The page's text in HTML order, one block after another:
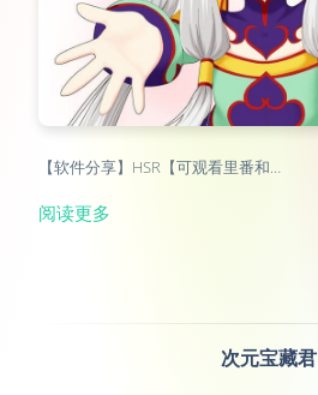
【软件分享】HSR【可观看里番和…
阅读更多
次元宝藏君